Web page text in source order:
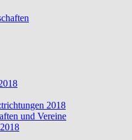
2018
und Vereine